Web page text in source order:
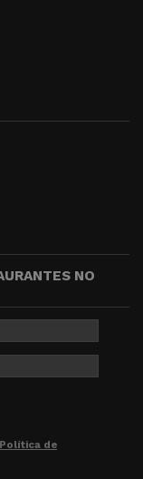
NO
Política de